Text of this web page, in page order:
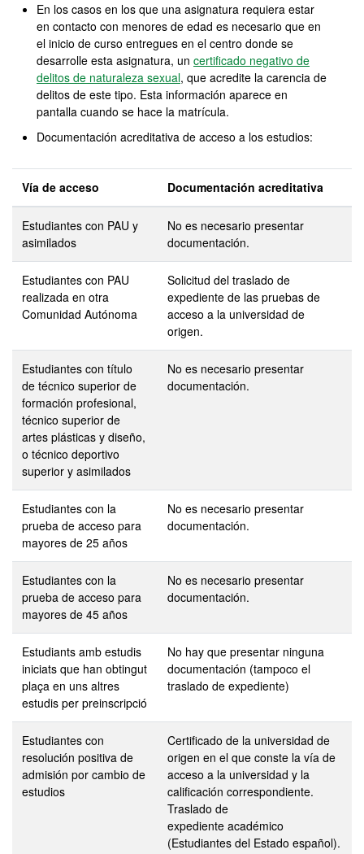
En los casos en los que una asignatura requiera estar
en contacto con menores de edad es necesario que en
el inicio de curso entregues en el centro donde se
desarrolle esta asignatura, un certificado negativo de
delitos de naturaleza sexual, que acredite la carencia de
delitos de este tipo. Esta información aparece en
pantalla cuando se hace la matrícula.
Documentación acreditativa de acceso a los estudios:
Vía de acceso Documentación acreditativa
Estudiantes con PAU y
asimilados
No es necesario presentar
documentación.
Estudiantes con PAU
realizada en otra
Comunidad Autónoma
Solicitud del traslado de
expediente de las pruebas de
acceso a la universidad de
origen.
Estudiantes con título
de técnico superior de
formación profesional,
técnico superior de
artes plásticas y diseño,
o técnico deportivo
superior y asimilados
No es necesario presentar
documentación.
Estudiantes con la
prueba de acceso para
mayores de 25 años
No es necesario presentar
documentación.
Estudiantes con la
prueba de acceso para
mayores de 45 años
No es necesario presentar
documentación.
Estudiants amb estudis
iniciats que han obtingut
plaça en uns altres
estudis per preinscripció
No hay que presentar ninguna
documentación (tampoco el
traslado de expediente)
Estudiantes con
resolución positiva de
admisión por cambio de
estudios
Certificado de la universidad de
origen en el que conste la vía de
acceso a la universidad y la
calificación correspondiente.
Traslado de
expediente académico
(Estudiantes del Estado español).